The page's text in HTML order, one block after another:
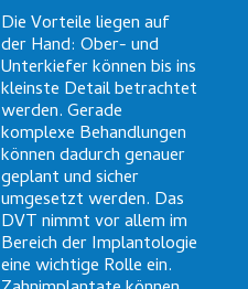
Die Vorteile liegen auf
der Hand: Ober- und
Unterkiefer können bis ins
kleinste Detail betrachtet
werden. Gerade
komplexe Behandlungen
können dadurch genauer
geplant und sicher
umgesetzt werden. Das
DVT nimmt vor allem im
Bereich der Implantologie
eine wichtige Rolle ein.